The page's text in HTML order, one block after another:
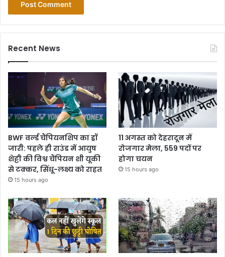
Recent News
BWF वर्ल्ड चैंपियनशिप का ड्रॉ
जारी: पहले ही राउंड में आयुष
शेट्टी की विश्व चैंपियन शी यूकी
से टक्कर, सिंधू-लक्ष्य को राहत
15 hours ago
11 अगस्त को देहरादून में
रोजगार मेला, 559 पदों पर
होगा चयन
15 hours ago